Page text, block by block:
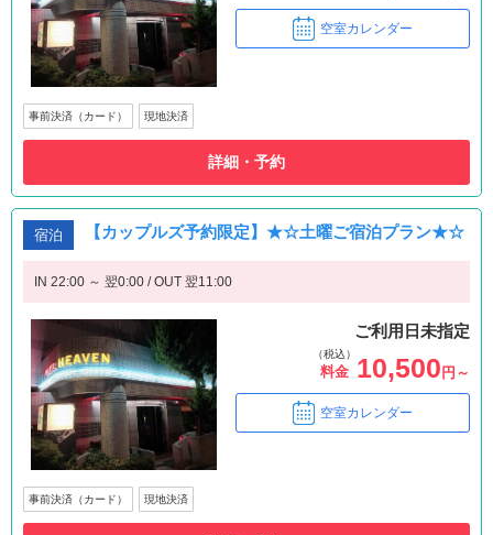
空室カレンダー
事前決済（カード） 現地決済
詳細・予約
宿泊 【カップルズ予約限定】★☆土曜ご宿泊プラン★☆
IN 22:00 ～ 翌0:00 / OUT 翌11:00
ご利用日未指定
（税込）
料金 10,500円～
空室カレンダー
事前決済（カード） 現地決済